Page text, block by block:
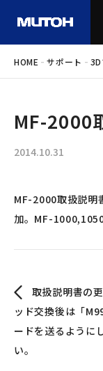
HOME -サポート -
MF-2000
2014.10.31
MF-2000取扱説明
加。MF-
取扱説明書の
ッド交換後は「
ードを送るように
い。